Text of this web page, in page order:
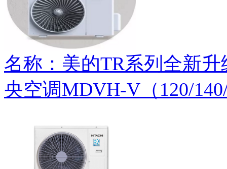
名称：美的TR系列全新
央空调MDVH-V（120/